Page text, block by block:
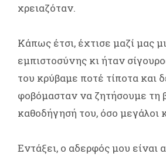
χρειαζόταν.
Κάπως έτσι, έχτισε μαζί μας
εμπιστοσύνης κι ήταν
του κρύβαμε ποτέ τίποτα και
φοβόμασταν να ζητήσουμε τη
καθοδήγησή του, όσο μεγάλοι
Εντάξει, ο αδερφός μου είναι